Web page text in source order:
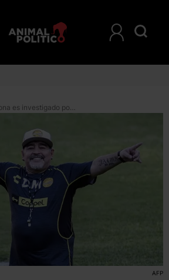
Médico de Maradona es investigado por negligencia en la muerte del futbolista
AFP